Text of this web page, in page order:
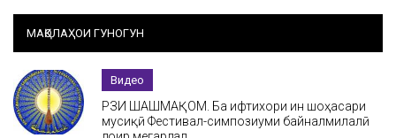
МАҚОЛАҲОИ ГУНОГУН
Видео
РӮЗИ ШАШМАҚОМ. Ба ифтихори ин шоҳасари
мусиқӣ Фестивал-симпозиуми байналмилалӣ